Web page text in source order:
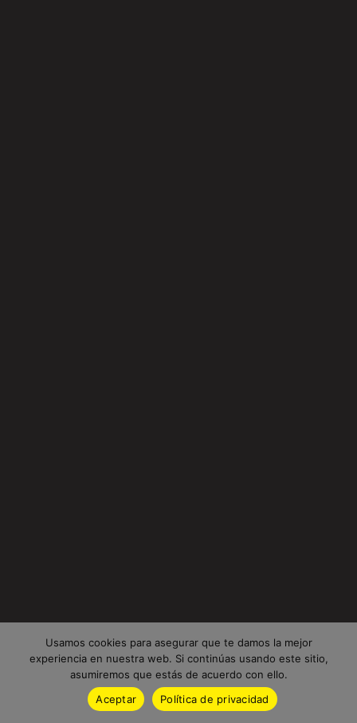
Usamos cookies para asegurar que te damos la mejor
experiencia en nuestra web. Si continúas usando este sitio,
asumiremos que estás de acuerdo con ello.
Aceptar
Política de privacidad